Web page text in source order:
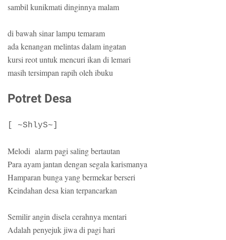
sambil kunikmati dinginnya malam
di bawah sinar lampu temaram
ada kenangan melintas dalam ingatan
kursi reot untuk mencuri ikan di lemari
masih tersimpan rapih oleh ibuku
Potret Desa
[ ~ShlyS~]
Melodi alarm pagi saling bertautan
Para ayam jantan dengan segala karismanya
Hamparan bunga yang bermekar berseri
Keindahan desa kian terpancarkan
Semilir angin disela cerahnya mentari
Adalah penyejuk jiwa di pagi hari